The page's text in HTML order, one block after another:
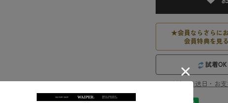
★会員ならさらに
会員特典を見る
試着
送料・発送日・お